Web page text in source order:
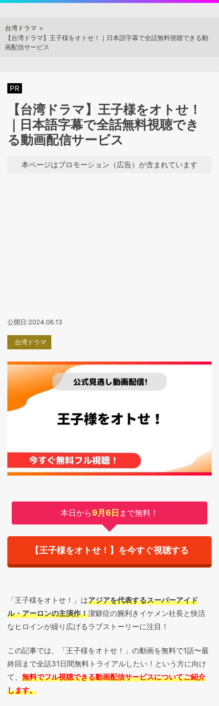
content
アジアンステージ
台湾ドラマ
【台湾ドラマ】王子様をオトせ！｜日本語字幕で全話無料視聴できる動
画配信サービス
PR
【台湾ドラマ】王子様をオトせ！
｜日本語字幕で全話無料視聴でき
る動画配信サービス
本ページはプロモーション（広告）が含まれています
公開日:2024.06.13
台湾ドラマ
本日から9月6日 まで無料！
【王子様をオトせ！】を今すぐ視聴する
「王子様をオトせ！」はアジアを代表するスーパーアイド
ル・アーロンの主演作！潔癖症の腕利きイケメン社長と快活
なヒロインが繰り広げるラブストーリーに注目！
この記事では、「王子様をオトせ！」の動画を無料で1話〜最
終回まで全話31日間無料トライアルしたい！という方に向け
て、 無料でフル視聴できる動画配信サービスについてご紹介
します。